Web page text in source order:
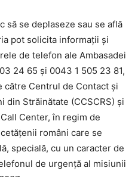
să se deplaseze sau se află
pot solicita informaţii şi
de telefon ale Ambasadei
24 65 şi 0043 1 505 23 81,
Centrul de Contact şi
din Străinătate (CCSCRS) şi
Center, în regim de
români care se
specială, cu un caracter de
de urgenţă al misiunii